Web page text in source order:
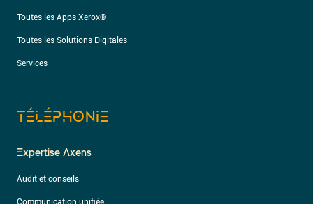
Toutes les Apps Xerox®
Toutes les Solutions Digitales
Services
TÉLÉPHONIE
Expertise Axens
Audit et conseils
Communication unifiée